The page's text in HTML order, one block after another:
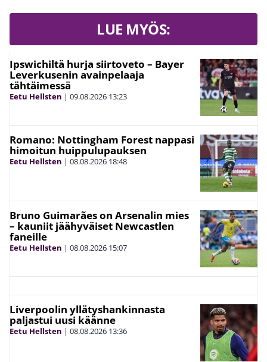
LUE MYÖS:
Ipswichiltä hurja siirtoveto – Bayer
Leverkusenin avainpelaaja
tähtäimessä
Eetu Hellsten | 09.08.2026 13:23
Romano: Nottingham Forest nappasi
himoitun huippulupauksen
Eetu Hellsten | 08.08.2026 18:48
Bruno Guimarães on Arsenalin mies
– kauniit jäähyväiset Newcastlen
faneille
Eetu Hellsten | 08.08.2026 15:07
Liverpoolin yllätyshankinnasta
paljastui uusi käänne
Eetu Hellsten | 08.08.2026 13:36